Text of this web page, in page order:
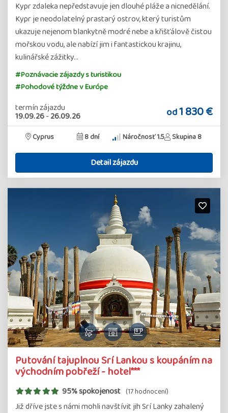
Kypr zdaleka nepředstavuje jen dlouhé pláže a nicnedělání.
Kypr je neodolatelný prastarý ostrov, který turistům
ukazuje nejenom blankytně modré nebe a křišťálově čistou
mořskou vodu, ale nabízí jim i fantastickou krajinu,
kulinářské zážitky…
#Poznávacie zájazdy s turistikou
#Pohodové týždne v Európe
termín zájazdu
19.09.26-26.09.26 od1 830 €
Cyprus 8 dní Náročnosť 1.5 Skupina 8
Detail zájazdu
Putování tajuplnou Srí Lankou s koupáním na
východním pobřeží - hotel***
95% spokojenost (17 hodnocení)
Již dříve jste s námi mohli navštívit jih Srí Lanky zahalený